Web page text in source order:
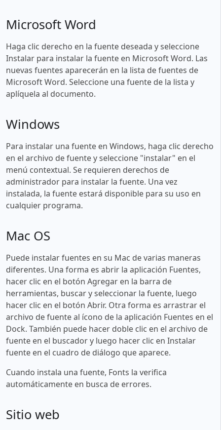
Microsoft Word
Haga clic derecho en la fuente deseada y seleccione
Instalar para instalar la fuente en Microsoft Word. Las
nuevas fuentes aparecerán en la lista de fuentes de
Microsoft Word. Seleccione una fuente de la lista y
aplíquela al documento.
Windows
Para instalar una fuente en Windows, haga clic derecho
en el archivo de fuente y seleccione "instalar" en el
menú contextual. Se requieren derechos de
administrador para instalar la fuente. Una vez
instalada, la fuente estará disponible para su uso en
cualquier programa.
Mac OS
Puede instalar fuentes en su Mac de varias maneras
diferentes. Una forma es abrir la aplicación Fuentes,
hacer clic en el botón Agregar en la barra de
herramientas, buscar y seleccionar la fuente, luego
hacer clic en el botón Abrir. Otra forma es arrastrar el
archivo de fuente al ícono de la aplicación Fuentes en el
Dock. También puede hacer doble clic en el archivo de
fuente en el buscador y luego hacer clic en Instalar
fuente en el cuadro de diálogo que aparece.
Cuando instala una fuente, Fonts la verifica
automáticamente en busca de errores.
Sitio web